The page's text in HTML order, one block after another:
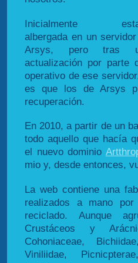
Inicialmente
albergada en un
Arsys, pero tras
actualización por parte
operativo de ese
es que los de Arsys
recuperación.
En 2010, a partir de un
todo aquello que hacía
el nuevo dominio
mio y, desde entonces,
La web contiene una
realizados a mano
reciclado. Aunque
Crustáceos y
Cohoniaceae,
Viniliidae,